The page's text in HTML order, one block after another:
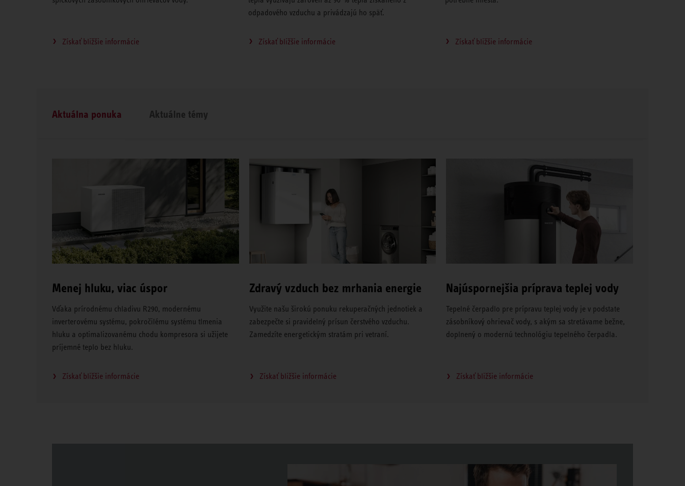
Získať bližšie informácie
odpadového vzduchu a privádzajú ho späť.
Získať bližšie informácie Získať bližšie informácie
Aktuálna ponuka Aktuálne témy
Menej hluku, viac úspor
Vďaka prírodnému chladivu R290, modernému
inverterovému systému, pokročilému systému tlmenia
hluku a optimalizovanému chodu kompresora si užijete
príjemné teplo bez hluku.
Získať bližšie informácie
Zdravý vzduch bez mrhania energie
Využite našu širokú ponuku rekuperačných jednotiek a
zabezpečte si pravidelný prísun čerstvého vzduchu.
Zamedzíte energetickým stratám pri vetraní.
Získať bližšie informácie
Najúspornejšia príprava teplej vody
Tepelné čerpadlo pre prípravu teplej vody je v podstate
zásobníkový ohrievač vody, s akým sa stretávame bežne,
doplnený o modernú technológiu tepelného čerpadla.
Získať bližšie informácie